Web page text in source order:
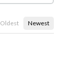
Oldest Newest